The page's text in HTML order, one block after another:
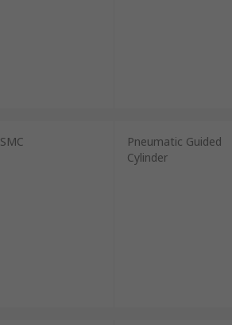
SMC
Pneumatic Guided
Cylinder